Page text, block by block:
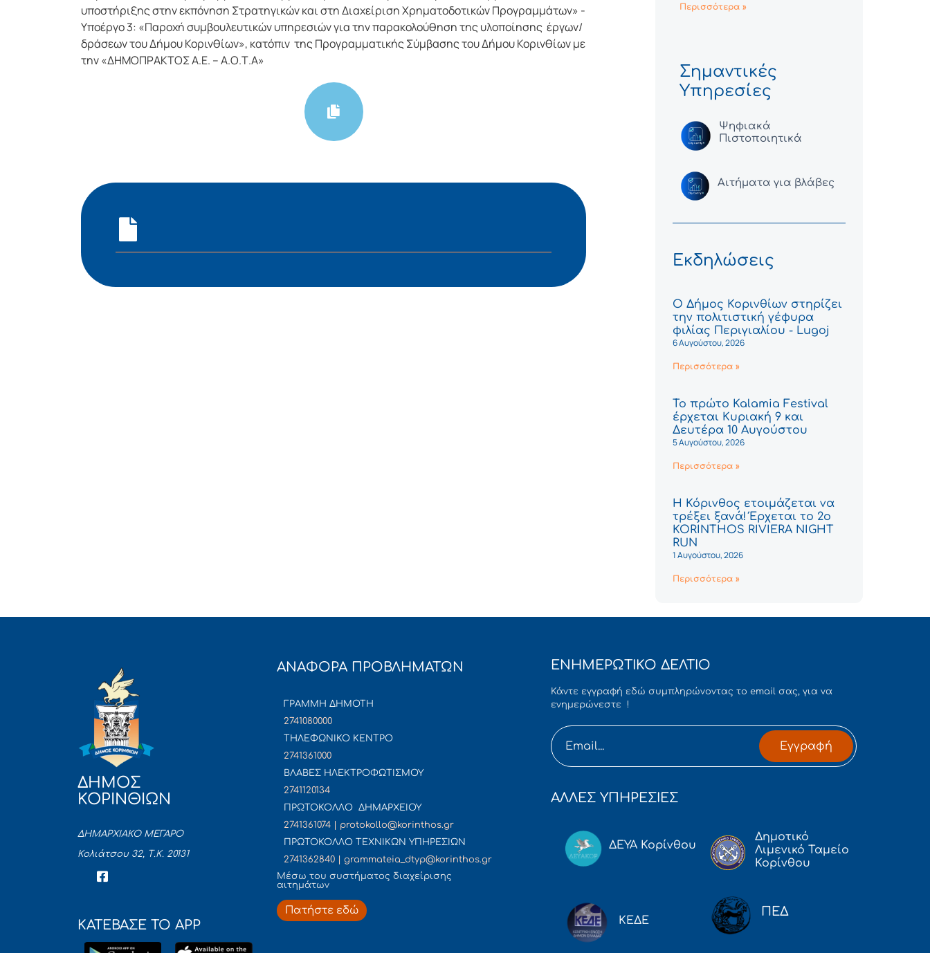
υποστήριξης στην εκπόνηση Στρατηγικών και στη Διαχείριση Χρηματοδοτικών Προγραμμάτων» -
Υποέργο 3: «Παροχή συμβουλευτικών υπηρεσιών για την παρακολούθηση της υλοποίησης έργων/
δράσεων του Δήμου Κορινθίων», κατόπιν της Προγραμματικής Σύμβασης του Δήμου Κορινθίων με
την «ΔΗΜΟΠΡΑΚΤΟΣ Α.Ε. – Α.Ο.Τ.Α»
Περισσότερα »
Σημαντικές
Υπηρεσίες
Ψηφιακά
Πιστοποιητικά
Αιτήματα για βλάβες
Εκδηλώσεις
Ο Δήμος Κορινθίων στηρίζει
την πολιτιστική γέφυρα
φιλίας Περιγιαλίου - Lugoj
6 Αυγούστου, 2026
Περισσότερα »
Το πρώτο Kalamia Festival
έρχεται Κυριακή 9 και
Δευτέρα 10 Αυγούστου
5 Αυγούστου, 2026
Περισσότερα »
Η Κόρινθος ετοιμάζεται να
τρέξει ξανά! Έρχεται το 2ο
KORINTHOS RIVIERA NIGHT
RUN
1 Αυγούστου, 2026
Περισσότερα »
ΔΗΜΟΣ
ΚΟΡΙΝΘΙΩΝ
ΔΗΜΑΡΧΙΑΚΟ ΜΕΓΑΡΟ
Κολιάτσου 32, Τ.Κ. 20131
ΚΑΤΕΒΑΣΕ ΤΟ APP
ΑΝΑΦΟΡΑ ΠΡΟΒΛΗΜΑΤΩΝ
ΓΡΑΜΜΗ ΔΗΜΟΤΗ
2741080000
ΤΗΛΕΦΩΝΙΚΟ ΚΕΝΤΡΟ
2741361000
ΒΛΑΒΕΣ ΗΛΕΚΤΡΟΦΩΤΙΣΜΟΥ
2741120134
ΠΡΩΤΟΚΟΛΛΟ ΔΗΜΑΡΧΕΙΟΥ
2741361074 | protokollo@korinthos.gr
ΠΡΩΤΟΚΟΛΛΟ ΤΕΧΝΙΚΩΝ ΥΠΗΡΕΣΙΩΝ
2741362840 | grammateia_dtyp@korinthos.gr
Mέσω του συστήματος διαχείρισης
αιτημάτων
Πατήστε εδώ
ΕΝΗΜΕΡΩΤΙΚΟ ΔΕΛΤΙΟ
Κάντε εγγραφή εδώ συμπληρώνοντας το email σας, για να
ενημερώνεστε !
Εγγραφή
ΑΛΛΕΣ ΥΠΗΡΕΣΙΕΣ
ΔΕΥΑ Κορίνθου
Δημοτικό
Λιμενικό Ταμείο
Κορίνθου
ΚΕΔΕ
ΠΕΔ